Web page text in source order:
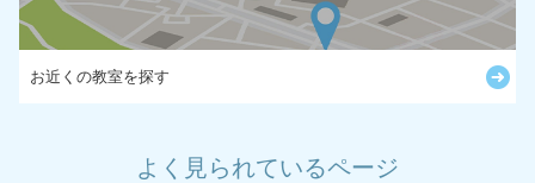
お近くの教室を探す
よく見られているページ